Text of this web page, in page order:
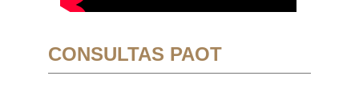
CONSULTAS PAOT